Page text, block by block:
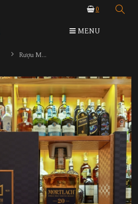
0
MENU
Rượu Mortlach 20YO Hộp Quà 2023